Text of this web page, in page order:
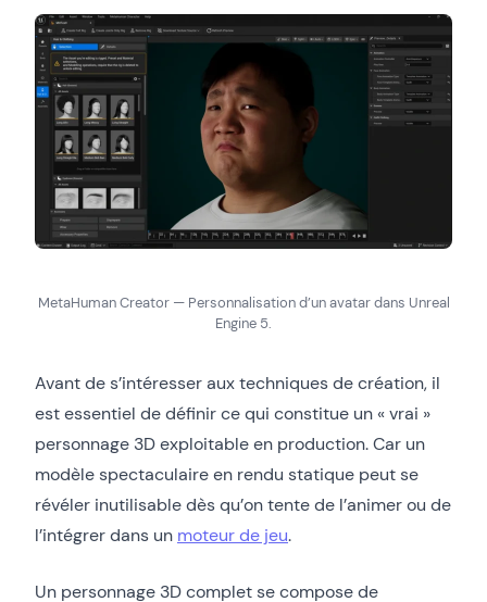
MetaHuman Creator — Personnalisation d’un avatar dans Unreal
Engine 5.
Avant de s’intéresser aux techniques de création, il
est essentiel de définir ce qui constitue un « vrai »
personnage 3D exploitable en production. Car un
modèle spectaculaire en rendu statique peut se
révéler inutilisable dès qu’on tente de l’animer ou de
l’intégrer dans un moteur de jeu.
Un personnage 3D complet se compose de